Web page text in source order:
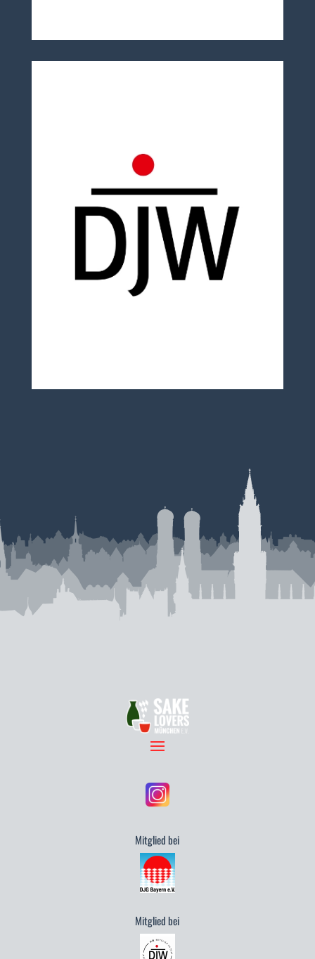
Mitglied bei
Mitglied bei